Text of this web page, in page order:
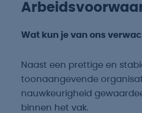
Wat kun je van ons
Naast een prettige en
toonaangevende
nauwkeurigheid
binnen het vak.